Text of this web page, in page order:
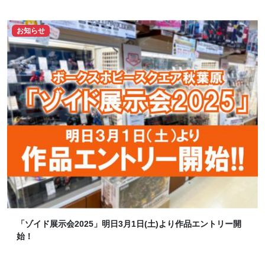
お知らせ
「ゾイド展示会2025」明日3月1日(土)より作品エントリー開
始！